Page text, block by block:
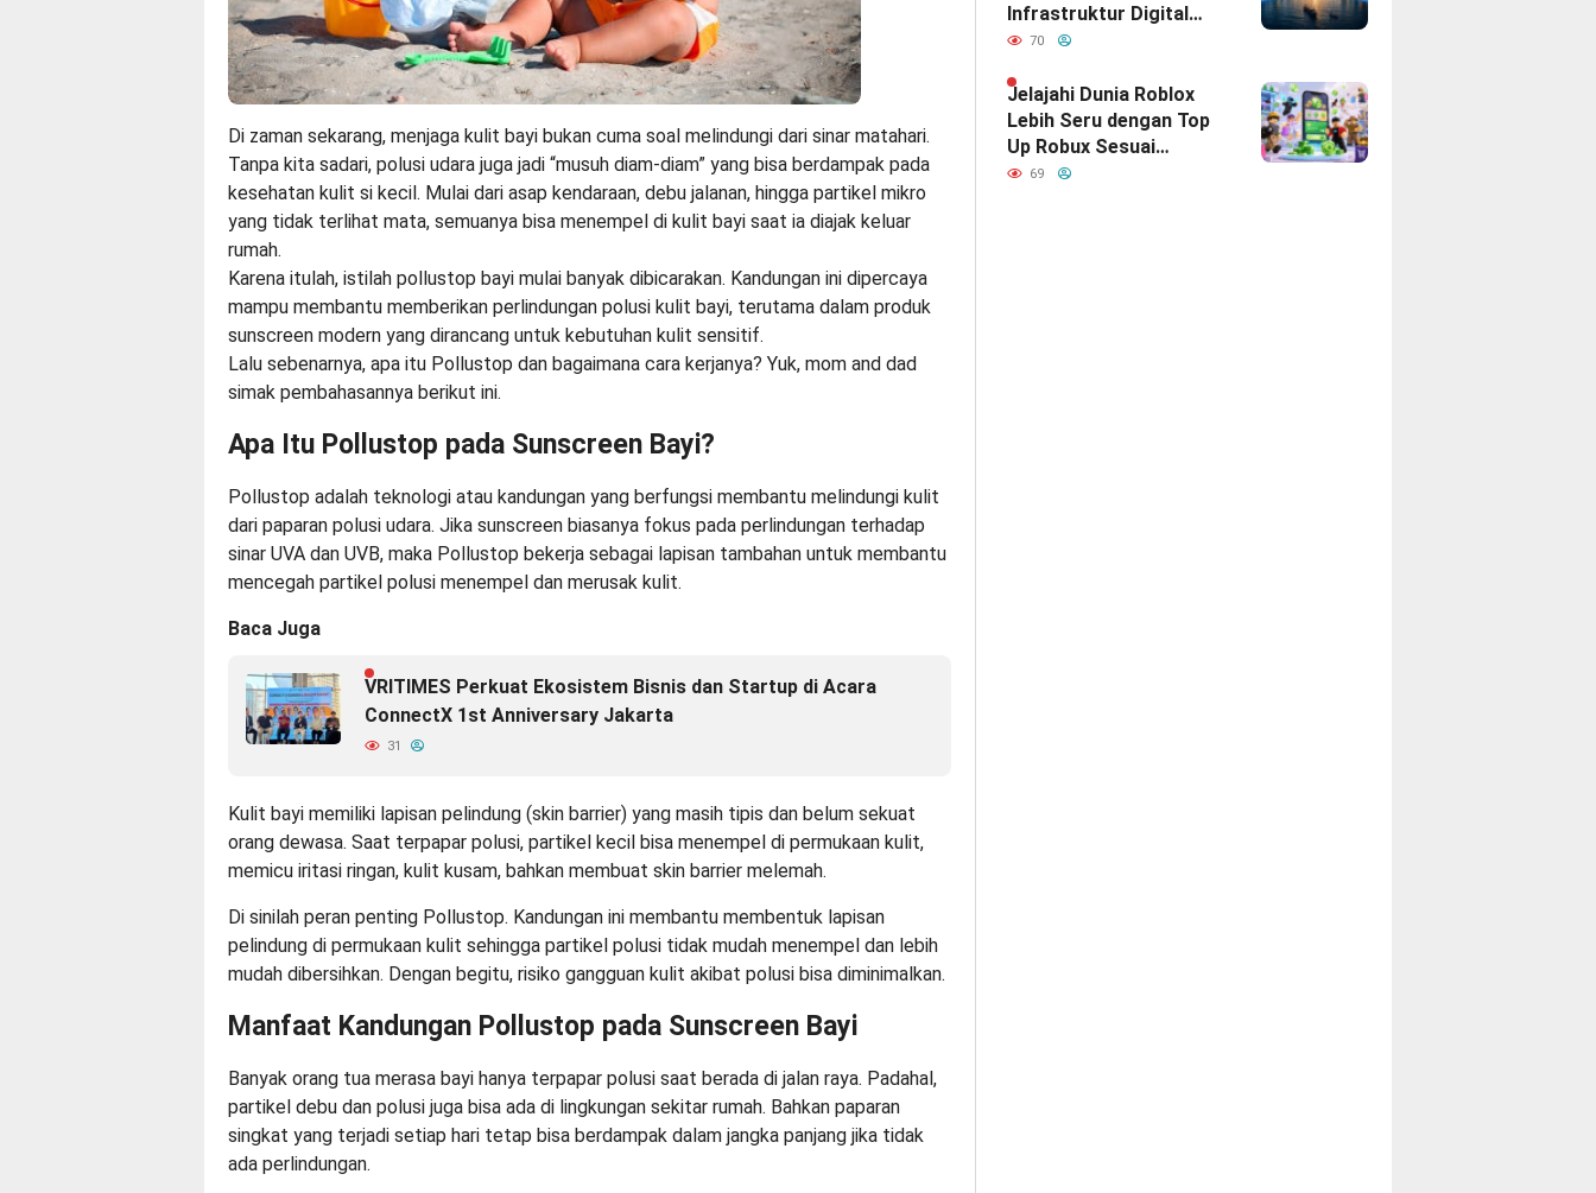
Di zaman sekarang, menjaga kulit bayi bukan cuma soal melindungi dari sinar matahari.
Tanpa kita sadari, polusi udara juga jadi “musuh diam-diam” yang bisa berdampak pada
kesehatan kulit si kecil. Mulai dari asap kendaraan, debu jalanan, hingga partikel mikro
yang tidak terlihat mata, semuanya bisa menempel di kulit bayi saat ia diajak keluar
rumah.
Karena itulah, istilah pollustop bayi mulai banyak dibicarakan. Kandungan ini dipercaya
mampu membantu memberikan perlindungan polusi kulit bayi, terutama dalam produk
sunscreen modern yang dirancang untuk kebutuhan kulit sensitif.
Lalu sebenarnya, apa itu Pollustop dan bagaimana cara kerjanya? Yuk, mom and dad
simak pembahasannya berikut ini.
Apa Itu Pollustop pada Sunscreen Bayi?
Pollustop adalah teknologi atau kandungan yang berfungsi membantu melindungi kulit
dari paparan polusi udara. Jika sunscreen biasanya fokus pada perlindungan terhadap
sinar UVA dan UVB, maka Pollustop bekerja sebagai lapisan tambahan untuk membantu
mencegah partikel polusi menempel dan merusak kulit.
Baca Juga
VRITIMES Perkuat Ekosistem Bisnis dan Startup di Acara
ConnectX 1st Anniversary Jakarta
31
Kulit bayi memiliki lapisan pelindung (skin barrier) yang masih tipis dan belum sekuat
orang dewasa. Saat terpapar polusi, partikel kecil bisa menempel di permukaan kulit,
memicu iritasi ringan, kulit kusam, bahkan membuat skin barrier melemah.
Di sinilah peran penting Pollustop. Kandungan ini membantu membentuk lapisan
pelindung di permukaan kulit sehingga partikel polusi tidak mudah menempel dan lebih
mudah dibersihkan. Dengan begitu, risiko gangguan kulit akibat polusi bisa diminimalkan.
Manfaat Kandungan Pollustop pada Sunscreen Bayi
Banyak orang tua merasa bayi hanya terpapar polusi saat berada di jalan raya. Padahal,
partikel debu dan polusi juga bisa ada di lingkungan sekitar rumah. Bahkan paparan
singkat yang terjadi setiap hari tetap bisa berdampak dalam jangka panjang jika tidak
ada perlindungan.
Infrastruktur Digital
Diam-Diam
Hubungan Indonesia–
India
70
Jelajahi Dunia Roblox
Lebih Seru dengan Top
Up Robux Sesuai
Kebutuhan
69